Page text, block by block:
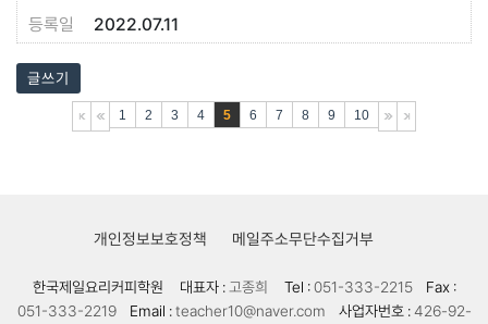
2022.07.11
글쓰기
1 2 3 4 5 6 7 8 9 10
개인정보보호정책 메일주소무단수집거부
한국제일요리커피학원 대표자 :고종희 Tel : 051-333-2215
Fax :
051-333-2219
Email : teacher10@naver.com 사업자번호 :426-92-